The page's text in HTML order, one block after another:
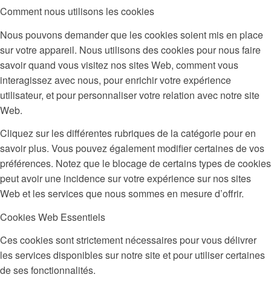
Comment nous utilisons les cookies
Nous pouvons demander que les cookies soient mis en place
sur votre appareil. Nous utilisons des cookies pour nous faire
savoir quand vous visitez nos sites Web, comment vous
interagissez avec nous, pour enrichir votre expérience
utilisateur, et pour personnaliser votre relation avec notre site
Web.
Cliquez sur les différentes rubriques de la catégorie pour en
savoir plus. Vous pouvez également modifier certaines de vos
préférences. Notez que le blocage de certains types de cookies
peut avoir une incidence sur votre expérience sur nos sites
Web et les services que nous sommes en mesure d’offrir.
Cookies Web Essentiels
Ces cookies sont strictement nécessaires pour vous délivrer
les services disponibles sur notre site et pour utiliser certaines
de ses fonctionnalités.